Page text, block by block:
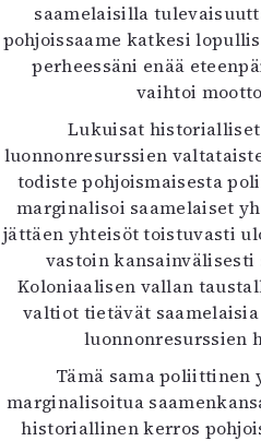
saamelaisilla
pohjoissaame katkesi
perheessäni enää
vaihtoi
Lukuisat
luonnonresurssien
todiste pohjoismaisesta
marginalisoi saamelaiset
jättäen yhteisöt toistuvasti
vastoin
Koloniaalisen vallan
valtiot tietävät
luonnonresurssien
Tämä sama
marginalisoitua
historiallinen kerros